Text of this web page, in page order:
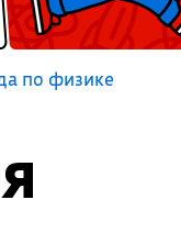
по физике